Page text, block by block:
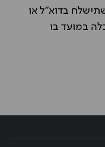
בדוא"ל או
במועד בו